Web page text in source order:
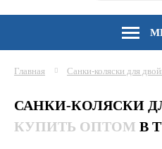
Главная Санки-коляски для
САНКИ-КОЛЯСКИ
КУПИТЬ ОПТОМ В